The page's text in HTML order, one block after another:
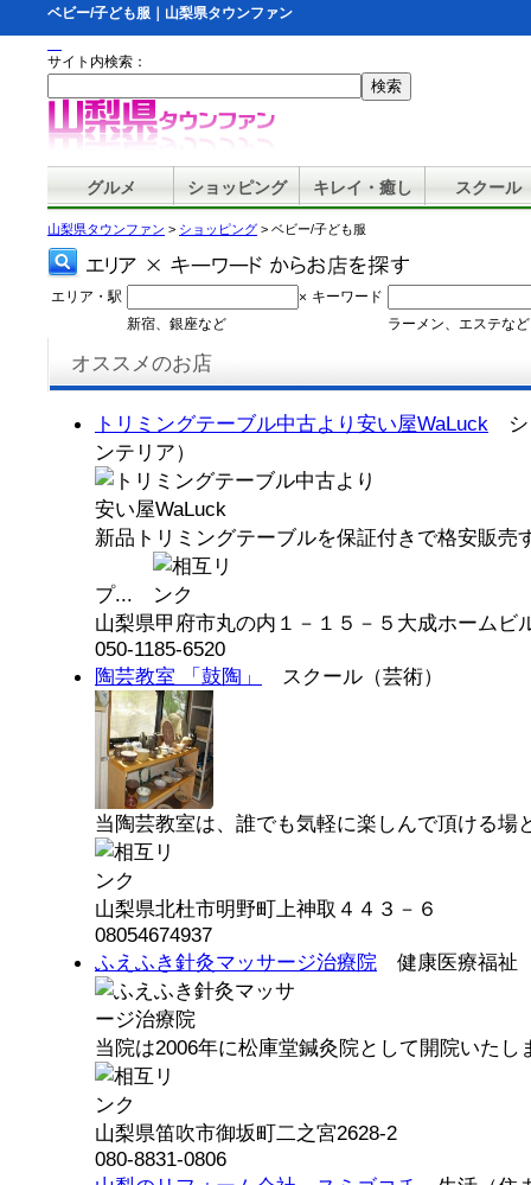
ベビー/子ども服｜山梨県タウンファン
サイト内検索：
グルメ ショッピング キレイ・癒し スクール
山梨県タウンファン > ショッピング > ベビー/子ども服
エリア・駅 × キーワード
新宿、銀座など
ラーメン、エステなど
オススメのお店
トリミングテーブル中古より安い屋WaLuck シ
ンテリア）
新品トリミングテーブルを保証付きで格安販売
プ...
山梨県甲府市丸の内１－１５－５大成ホームビ
050-1185-6520
陶芸教室 「鼓陶」
スクール（芸術）
当陶芸教室は、誰でも気軽に楽しんで頂ける
山梨県北杜市明野町上神取４４３－６
08054674937
ふえふき針灸マッサージ治療院 健康医療福祉
当院は2006年に松庫堂鍼灸院として開院いた
山梨県笛吹市御坂町二之宮2628-2
080-8831-0806